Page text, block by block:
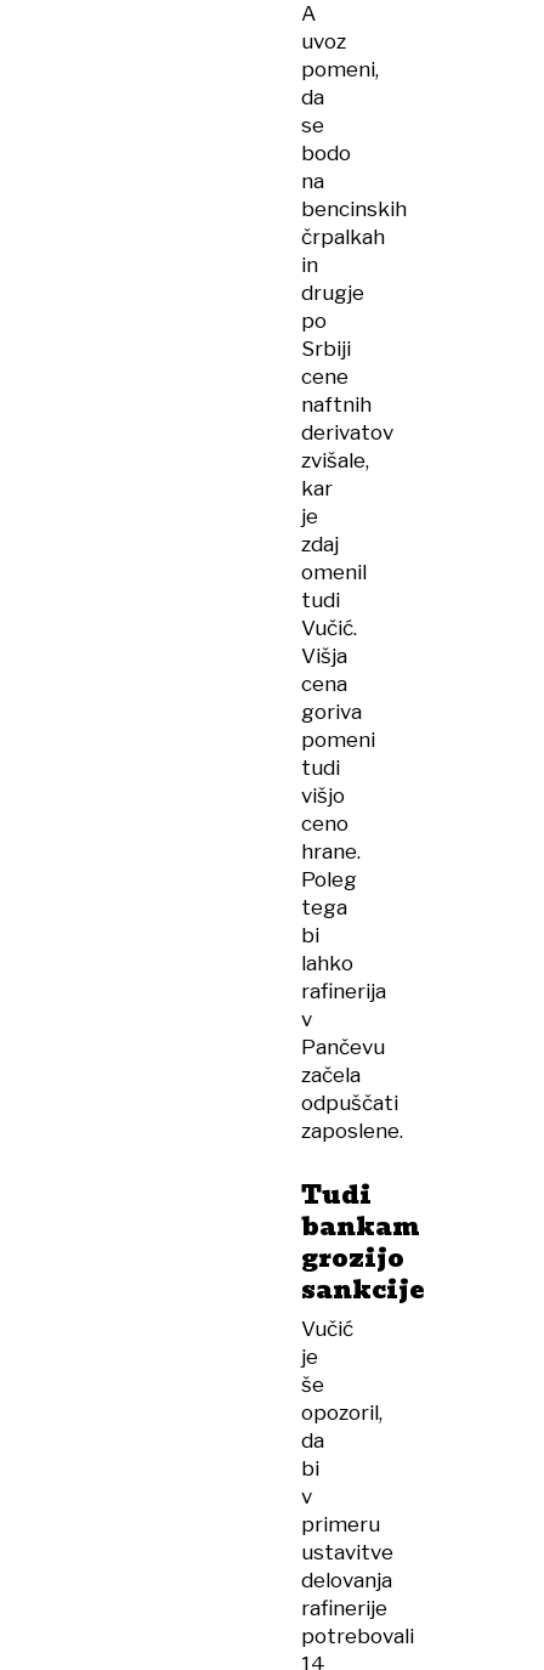
A
uvoz
pomeni,
da
se
bodo
na
bencinskih
črpalkah
in
drugje
po
Srbiji
cene
naftnih
derivatov
zvišale,
kar
je
zdaj
omenil
tudi
Vučić.
Višja
cena
goriva
pomeni
tudi
višjo
ceno
hrane.
Poleg
tega
bi
lahko
rafinerija
v
Pančevu
začela
odpuščati
zaposlene.
Tudi
bankam
grozijo
sankcije
Vučić
je
še
opozoril,
da
bi
v
primeru
ustavitve
delovanja
rafinerije
potrebovali
14